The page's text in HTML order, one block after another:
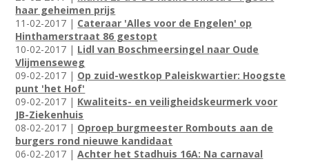
haar geheimen prijs
11-02-2017 | Cateraar 'Alles voor de Engelen' op
Hinthamerstraat 86 gestopt
10-02-2017 | Lidl van Boschmeersingel naar Oude
Vlijmenseweg
09-02-2017 | Op zuid-westkop Paleiskwartier: Hoogste
punt 'het Hof'
09-02-2017 | Kwaliteits- en veiligheidskeurmerk voor
JB-Ziekenhuis
08-02-2017 | Oproep burgmeester Rombouts aan de
burgers rond nieuwe kandidaat
06-02-2017 |Achter het Stadhuis 16A: Na carnaval